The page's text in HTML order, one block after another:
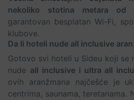
nekoliko stotina metara od
garantovan besplatan Wi-Fi,
klubove.
Da li hoteli nude all inclusive
Gotovo svi hoteli u Sideu koji se
nude all inclusive i ultra all
ovih aranžmana najčešće je
centrima, saunama, teretanama.